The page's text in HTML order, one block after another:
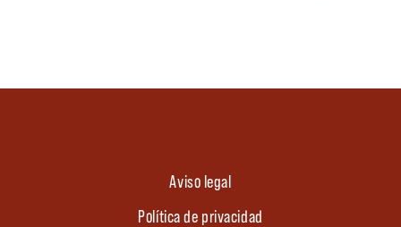
Aviso legal
Política de privacidad